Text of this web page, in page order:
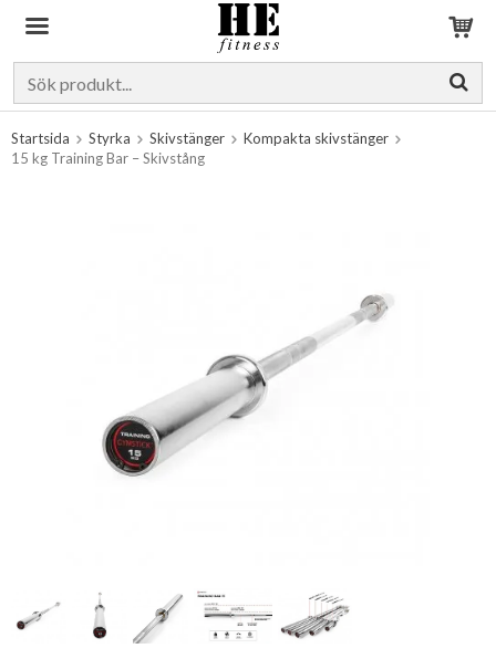
Startsida Styrka Skivstänger
Kompakta skivstänger
15 kg Training Bar – Skivstång